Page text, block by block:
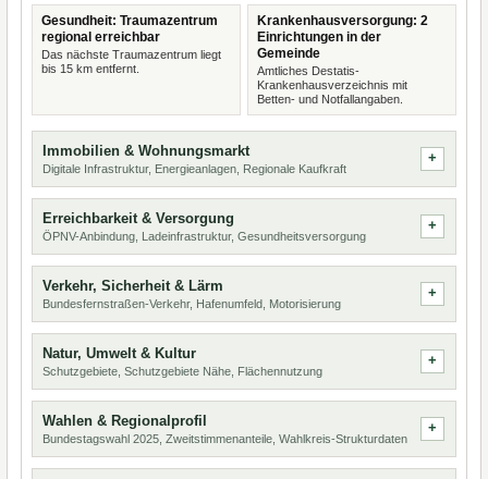
Gesundheit: Traumazentrum
regional erreichbar
Das nächste Traumazentrum liegt
bis 15 km entfernt.
Krankenhausversorgung: 2
Einrichtungen in der
Gemeinde
Amtliches Destatis-
Krankenhausverzeichnis mit
Betten- und Notfallangaben.
Immobilien & Wohnungsmarkt
Digitale Infrastruktur, Energieanlagen, Regionale Kaufkraft
Erreichbarkeit & Versorgung
ÖPNV-Anbindung, Ladeinfrastruktur, Gesundheitsversorgung
Verkehr, Sicherheit & Lärm
Bundesfernstraßen-Verkehr, Hafenumfeld, Motorisierung
Natur, Umwelt & Kultur
Schutzgebiete, Schutzgebiete Nähe, Flächennutzung
Wahlen & Regionalprofil
Bundestagswahl 2025, Zweitstimmenanteile, Wahlkreis-Strukturdaten